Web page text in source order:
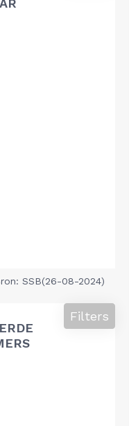
SSB(26-08-2024)
Filters